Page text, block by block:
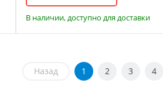
В наличии, доступно для доставки
Назад 1 2 3 4